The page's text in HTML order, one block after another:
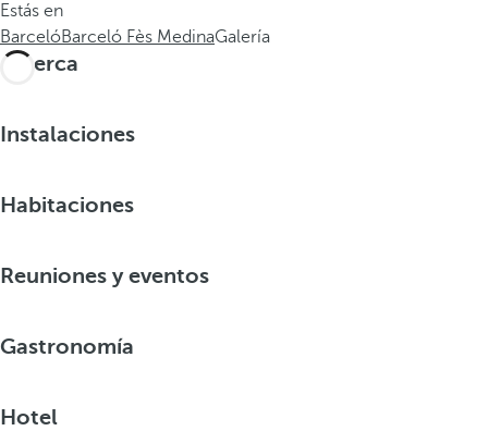
Estás en
BarcelóBarceló Fès MedinaGalería
Alberca
Instalaciones
Habitaciones
Reuniones y eventos
Gastronomía
Hotel